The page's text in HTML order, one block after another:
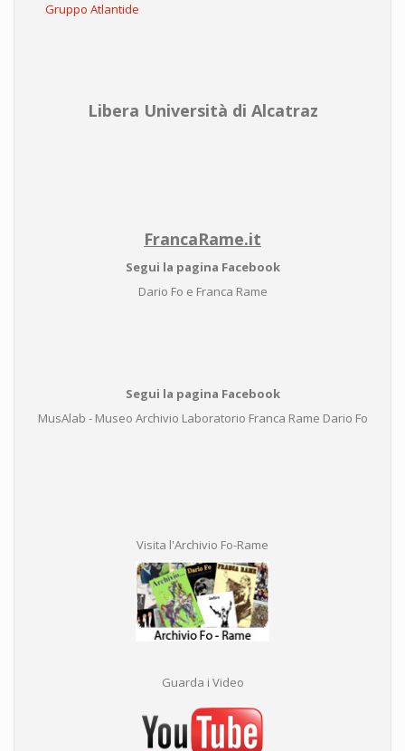
Gruppo Atlantide
Libera Università di Alcatraz
FrancaRame.it
Segui la pagina Facebook
Dario Fo e Franca Rame
Segui la pagina Facebook
MusAlab - Museo Archivio Laboratorio Franca Rame Dario Fo
Visita l'Archivio Fo-Rame
Guarda i Video